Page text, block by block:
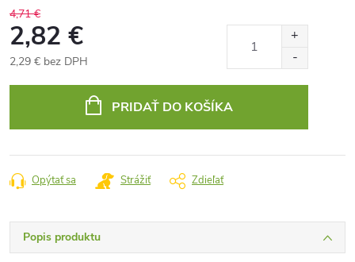
4,71 €
2,82 €
2,29 € bez DPH
PRIDAŤ DO KOŠÍKA
Opýtať sa Strážiť Zdieľať
Popis produktu